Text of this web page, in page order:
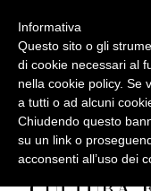
Informativa
Questo sito o gli
di cookie necessari al
nella cookie policy. Se
a tutti o ad alcuni
Chiudendo questo
su un link o
acconsenti all’uso dei